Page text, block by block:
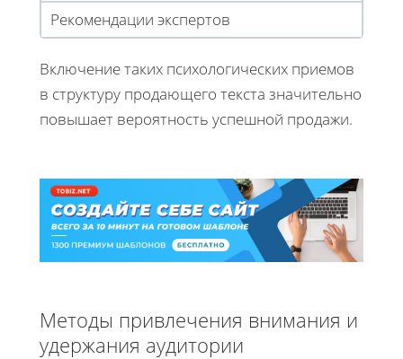
Рекомендации экспертов
Включение таких психологических приемов
в структуру продающего текста значительно
повышает вероятность успешной продажи.
Методы привлечения внимания и
удержания аудитории